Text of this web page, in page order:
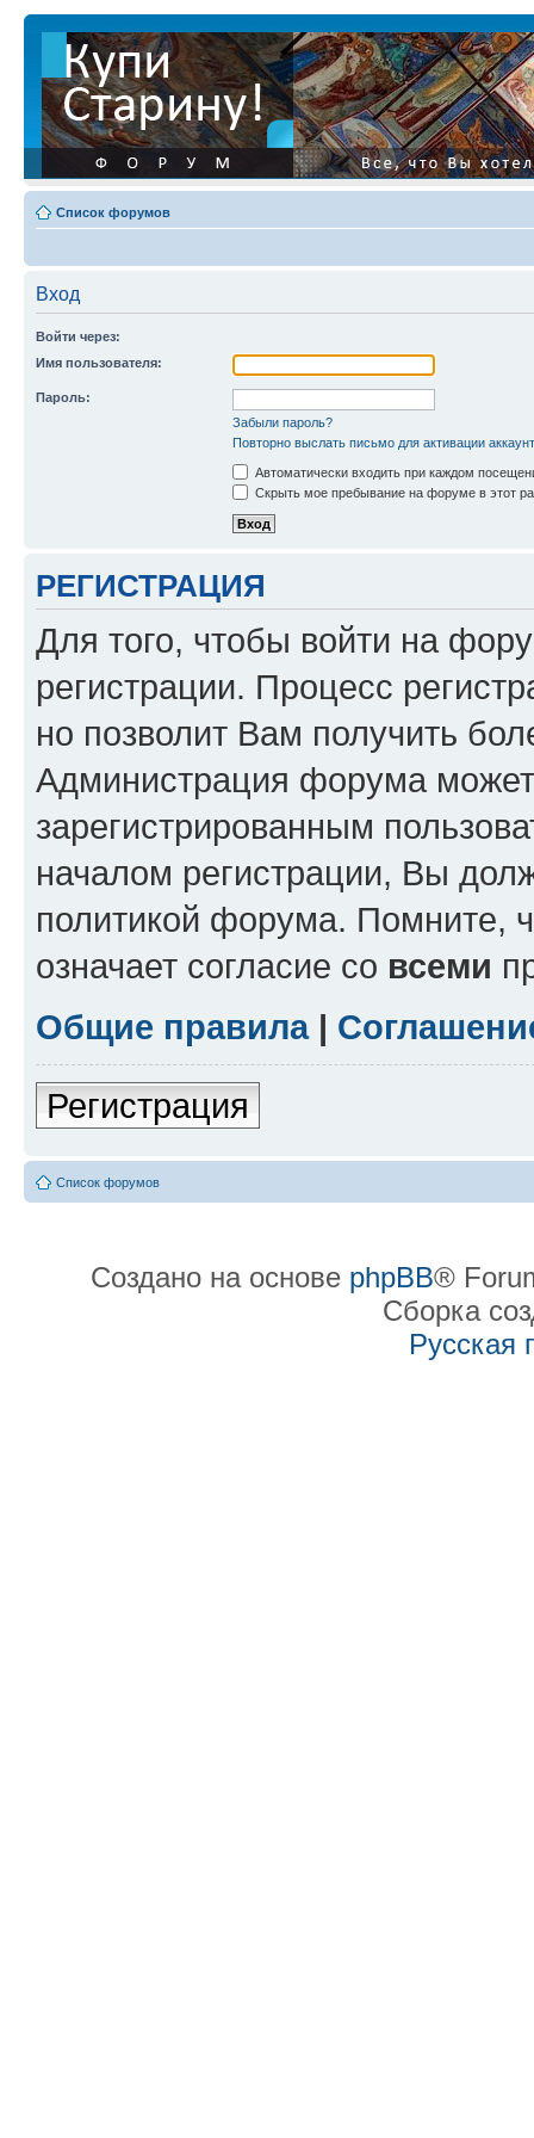
Список форумов
Вход
Войти через:
Имя пользователя:
Пароль:
Забыли пароль?
Повторно выслать письмо для активации
Автоматически входить при каждом
Скрыть мое пребывание на форуме в этот
РЕГИСТРАЦИЯ
Для того, чтобы войти на
регистрации. Процесс
но позволит Вам получить
Администрация форума может
зарегистрированным
началом регистрации, Вы
политикой форума. Помните,
означает согласие со всеми
Общие правила|
Регистрация
Список форумов
Создано на основе phpBB®
Сборка
Русская